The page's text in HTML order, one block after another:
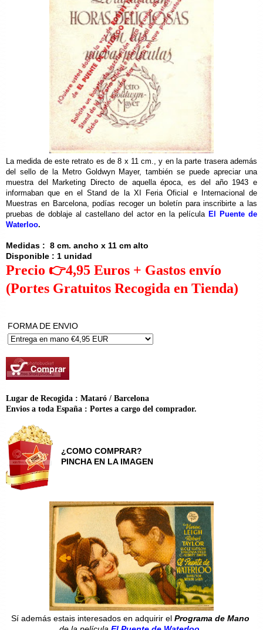
La medida de este retrato es de 8 x 11 cm., y en la parte trasera además
del sello de la Metro Goldwyn Mayer, también se puede apreciar una
muestra del Marketing Directo de aquella época, es del año 1943 e
informaban que en el Stand de la XI Feria Oficial e Internacional de
Muestras en Barcelona, podías recoger un boletín para inscribirte a las
pruebas de doblaje al castellano del actor en la película El Puente de
Waterloo.
Medidas : 8 cm. ancho x 11 cm alto
Disponible : 1 unidad
Precio 👉4,95 Euros + Gastos envío
(Portes Gratuitos Recogida en Tienda)
FORMA DE ENVIO
Lugar de Recogida : Mataró / Barcelona
Envios a toda España : Portes a cargo del comprador.
¿COMO COMPRAR?
PINCHA EN LA IMAGEN
Sí además estais interesados en adquirir el Programa de Mano